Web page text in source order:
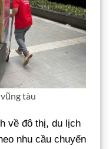
tàu
về đô thị, du lịch
nhu cầu chuyển